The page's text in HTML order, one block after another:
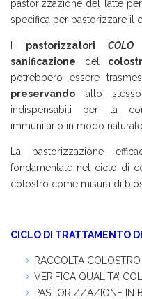
pastorizzazione del latte
specifica per pastorizzare il
pastorizzatori
sanificazione del
potrebbero essere
preservando allo
indispensabili per la
immunitario in modo naturale.
La pastorizzazione
fondamentale nel ciclo di
colostro come misura di
CICLO DI TRATTAMENTO
RACCOLTA COLOSTRO
VERIFICA QUALITA’
PASTORIZZAZIONE IN